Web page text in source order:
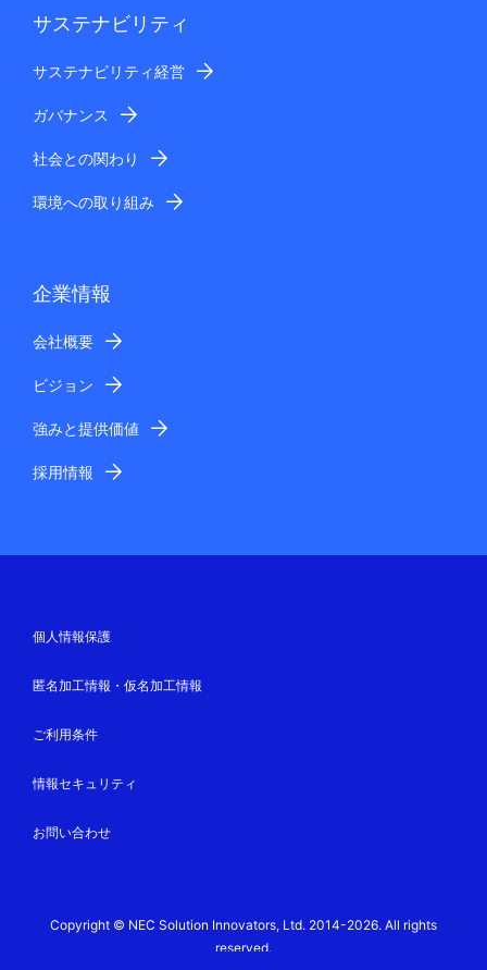
サステナビリティ
サステナビリティ経営
ガバナンス
社会との関わり
環境への取り組み
企業情報
会社概要
ビジョン
強みと提供価値
採用情報
個人情報保護
匿名加工情報・仮名加工情報
ご利用条件
情報セキュリティ
お問い合わせ
Copyright © NEC Solution Innovators, Ltd. 2014-2026. All rights
reserved.